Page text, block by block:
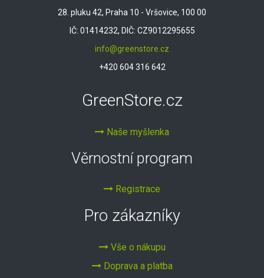
28. pluku 42, Praha 10 - Vršovice, 100 00
IČ: 01414232, DIČ: CZ9012295655
info@greenstore.cz
+420 604 316 642
GreenStore.cz
Naše myšlenka
Věrnostní program
Registrace
Pro zákazníky
Vše o nákupu
Doprava a platba